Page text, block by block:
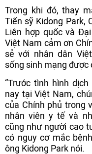
Trong khi đó, thay
Tiến sỹ Kidong Park,
Liên hợp quốc và
Việt Nam cảm ơn
sẻ với nhân dân
sống sinh mạng được
“Trước tình hình
nay tại Việt Nam,
của Chính phủ trong
nhân viên y tế và
cũng như người cao
có nguy cơ mắc
ông Kidong Park nói.